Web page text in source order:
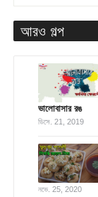
আরও গল্প
ভালোবাসার রঙ
ডিসে. 21, 2019
নভে. 25, 2020